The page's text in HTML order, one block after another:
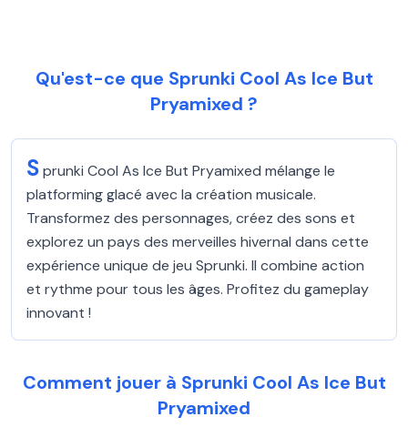
Qu'est-ce que Sprunki Cool As Ice But
Pryamixed ?
Sprunki Cool As Ice But Pryamixed mélange le
platforming glacé avec la création musicale.
Transformez des personnages, créez des sons et
explorez un pays des merveilles hivernal dans cette
expérience unique de jeu Sprunki. Il combine action
et rythme pour tous les âges. Profitez du gameplay
innovant !
Comment jouer à Sprunki Cool As Ice But
Pryamixed